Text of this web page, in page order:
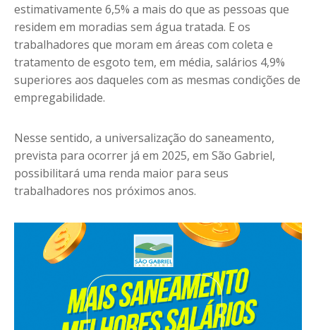
estimativamente 6,5% a mais do que as pessoas que
residem em moradias sem água tratada. E os
trabalhadores que moram em áreas com coleta e
tratamento de esgoto tem, em média, salários 4,9%
superiores aos daqueles com as mesmas condições de
empregabilidade.
Nesse sentido, a universalização do saneamento,
prevista para ocorrer já em 2025, em São Gabriel,
possibilitará uma renda maior para seus
trabalhadores nos próximos anos.